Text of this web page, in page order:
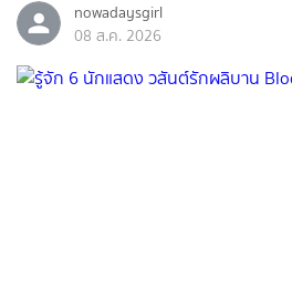
nowadaysgirl
08 ส.ค. 2026